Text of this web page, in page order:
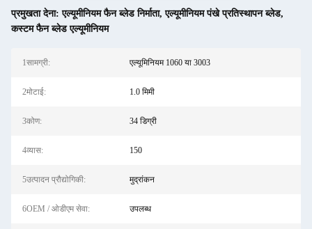
प्रमुखता देना:एल्यूमीनियम फैन ब्लेड निर्माता,एल्यूमीनियम पंखे प्रतिस्थापन ब्लेड,
कस्टम फैन ब्लेड एल्यूमीनियम
1सामग्री: एल्यूमिनियम 1060 या 3003
2मोटाई: 1.0 मिमी
3कोण: 34 डिग्री
4व्यास: 150
5उत्पादन प्रौद्योगिकी: मुद्रांकन
6OEM / ओडीएम सेवा: उपलब्ध